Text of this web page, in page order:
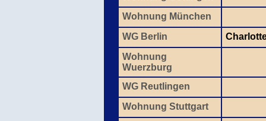
Wohnung München
WG Berlin
Wohnung
Wuerzburg
WG Reutlingen
Wohnung Stuttgart